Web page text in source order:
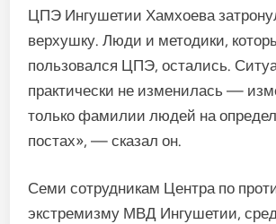
ЦПЭ Ингушетии Хамхоева
верхушку. Люди и методики,
пользовался ЦПЭ, остались.
практически не изменилась —
только фамилии людей на
постах», — сказал он.
Семи сотрудникам Центра по
экстремизму МВД Ингушетии,